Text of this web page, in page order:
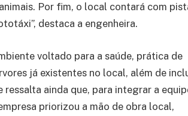
Por fim, o local contará com
destaca a engenheira.
voltado para a saúde, prática de
já existentes no local, além de
ainda que, para integrar a
priorizou a mão de obra local,